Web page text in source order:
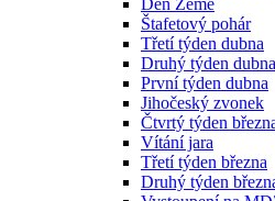
Den Země
Štafetový pohár
Třetí týden dubna
Druhý týden dubna
První týden dubna
Jihočeský zvonek
Čtvrtý týden
Vítání jara
Třetí týden března
Druhý týden